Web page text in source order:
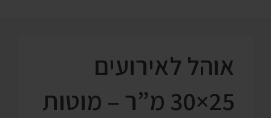
אוהל לאירועים
25×30 מ”ר – מוטות